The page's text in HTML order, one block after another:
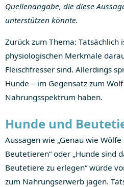
Quellenangabe, die diese
unterstützen könnte.
Zurück zum Thema: Tatsächlich
physiologischen Merkmale
Fleischfresser sind. Allerdings
Hunde – im Gegensatz zum
Nahrungsspektrum haben.
Hunde und
Aussagen wie „Genau wie
Beutetieren“ oder „Hunde sind
Beutetiere zu erlegen“ würde
zum Nahrungserwerb jagen.